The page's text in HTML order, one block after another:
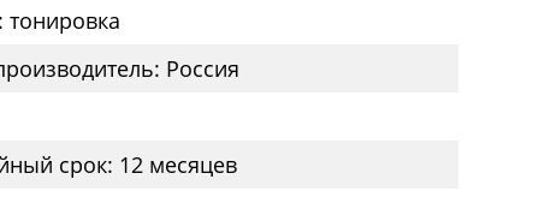
тонировка
Россия
срок: 12 месяцев